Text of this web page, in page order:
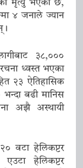
गरे नयाँ
अध्यक्ष
कानुन
राम
मृत्यु भएको छ,
४ जनाले ज्यान
३८,०००
ध्वस्त भएका
२३ ऐतिहासिक
बढी मानिस
अझै अस्थायी
वटा हेलिकप्टर
एउटा हेलिकप्टर